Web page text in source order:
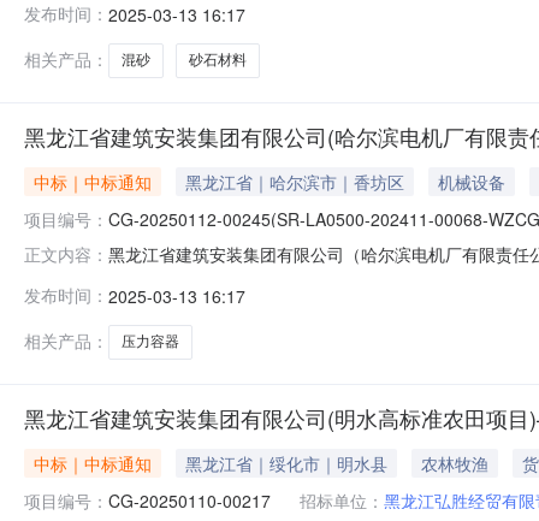
竞价采购四、采购需求：砂石材料采购五、采购人：黑
发布时间： 2025-03-13 16:17
相关产品：
混砂 砂石材料
黑龙江省建筑安装集团有限公司(哈尔滨电机厂有限
中标｜中标通知 黑龙江省｜哈尔滨市｜香坊区
机械设备
项目编号： CG-20250112-00245(SR-LA0500-202411-00068-
正文内容： 黑龙江省建筑安装集团有限公司（哈尔滨电机厂有限责
20250112-00245（SR-LA0500-202411-00068-
元（含
发布时间： 2025-03-13 16:17
相关产品：
压力容器
黑龙江省建筑安装集团有限公司(明水高标准农田项
中标｜中标通知 黑龙江省｜绥化市｜明水县 农林牧渔
项目编号： CG-20250110-00217 招标单位： 黑龙江弘胜经贸有